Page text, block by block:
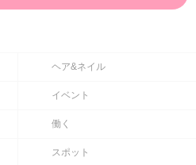
ヘア&ネイル
イベント
働く
スポット